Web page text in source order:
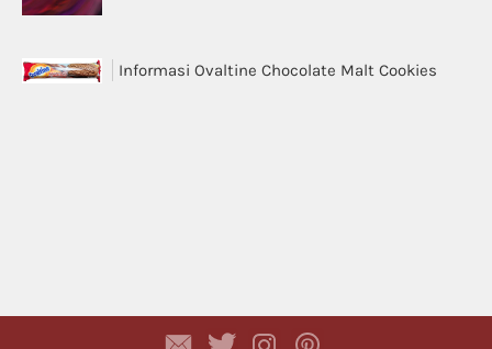
Informasi Ovaltine Chocolate Malt Cookies